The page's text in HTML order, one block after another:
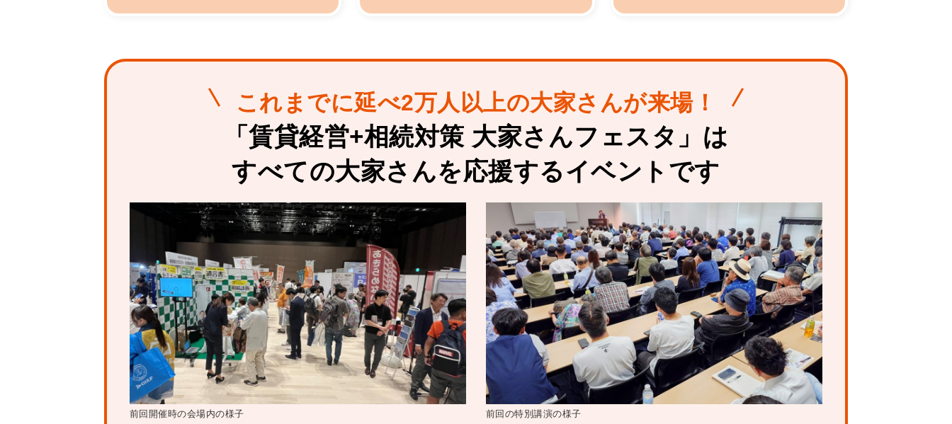
これまでに延べ2万人以上の大家さんが来場！
「賃貸経営+相続対策 大家さんフェスタ」は
すべての大家さんを応援するイベントです
前回開催時の会場内の様子 前回の特別講演の様子